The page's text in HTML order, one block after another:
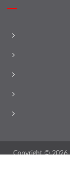
Copyright © 2026